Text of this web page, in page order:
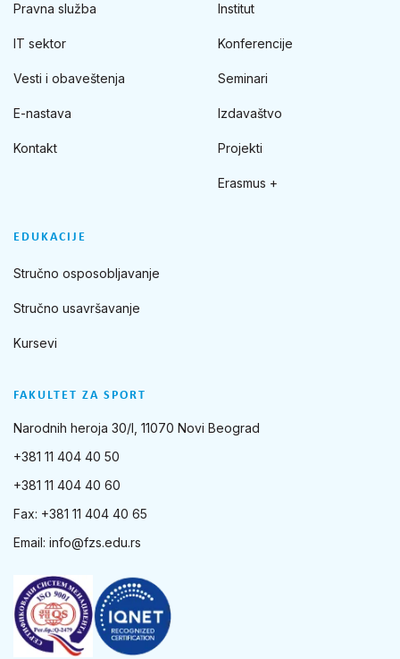
FAKULTET ZA SPORT
Narodnih heroja 30/I, 11070 Novi Beograd
+381 11 404 40 50
+381 11 404 40 60
Fax: +381 11 404 40 65
Email: info@fzs.edu.rs
Pravna služba
IT sektor
Vesti i obaveštenja
E-nastava
Kontakt
Institut
Konferencije
Seminari
Izdavaštvo
Projekti
Erasmus +
EDUKACIJE
Stručno osposobljavanje
Stručno usavršavanje
Kursevi